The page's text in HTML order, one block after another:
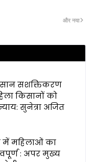
और नया
सशक्तिकरण
किसानों को
सुनेत्रा अजित
में महिलाओं का
: अपर मुख्य